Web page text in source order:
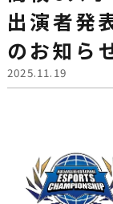
出演者発
のお知ら
2025.11.19